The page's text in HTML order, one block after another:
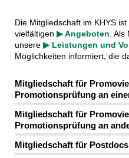
Die Mitgliedschaft im KHYS
vielfältigen ▶ Angeboten. Als
unsere ▶ Leistungen und
Möglichkeiten informiert, die
Mitgliedschaft für
Promotionsprüfung an
Mitgliedschaft für
Promotionsprüfung an
Mitgliedschaft für Postdocs